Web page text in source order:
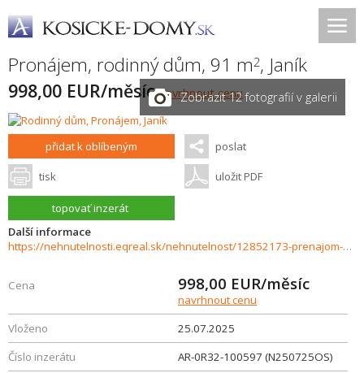
Pronájem, rodinný dům, 91 m2, Janík
998,00 EUR/měsícnavrhnout cenu
Zobrazit 12 fotografií v galerii
přidat k oblíbeným poslat
tisk uložit PDF
topovať inzerát
Další informace
https://nehnutelnosti.eqreal.sk/nehnutelnost/12852173-prenajom-novostavby-rodinneho-domu-v-janiku
Cena 998,00 EUR/měsíc
navrhnout cenu
Vloženo
25.07.2025
Číslo inzerátu
AR-0R32-100597 (N250725OS)